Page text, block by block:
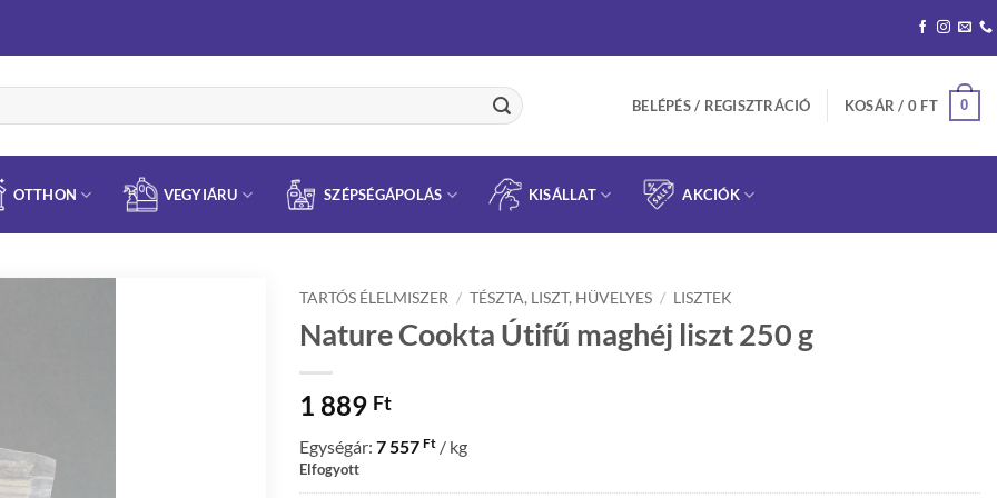
BELÉPÉS / REGISZTRÁCIÓ KOSÁR / 0 FT 0
OTTHON VEGYIÁRU SZÉPSÉGÁPOLÁS KISÁLLAT AKCIÓK
TARTÓS ÉLELMISZER / TÉSZTA, LISZT, HÜVELYES / LISZTEK
Nature Cookta Útifű maghéj liszt 250 g
1 889 Ft
Egységár: 7 557 Ft / kg
Elfogyott